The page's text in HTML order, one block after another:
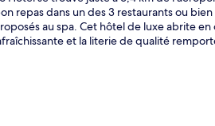
repas dans un des 3 restaurants ou
au spa. Cet hôtel de luxe abrite
et la literie de qualité